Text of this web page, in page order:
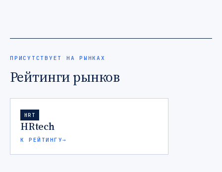
ПРИСУТСТВУЕТ НА РЫНКАХ
Рейтинги рынков
HRT
HRtech
К РЕЙТИНГУ→